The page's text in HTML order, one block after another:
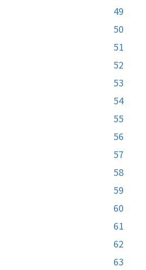
49
50
51
52
53
54
55
56
57
58
59
60
61
62
63